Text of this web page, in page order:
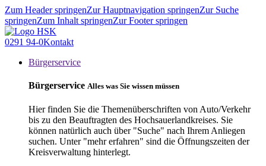
Zum Header springenZur Hauptnavigation springenZur Suche
springenZum Inhalt springenZur Footer springen
0291 94-0Kontakt
Bürgerservice
Bürgerservice Alles was Sie wissen müssen
Hier finden Sie die Themenüberschriften von Auto/Verkehr
bis zu den Beauftragten des Hochsauerlandkreises. Sie
können natürlich auch über "Suche" nach Ihrem Anliegen
suchen. Unter "mehr erfahren" sind die Öffnungszeiten der
Kreisverwaltung hinterlegt.